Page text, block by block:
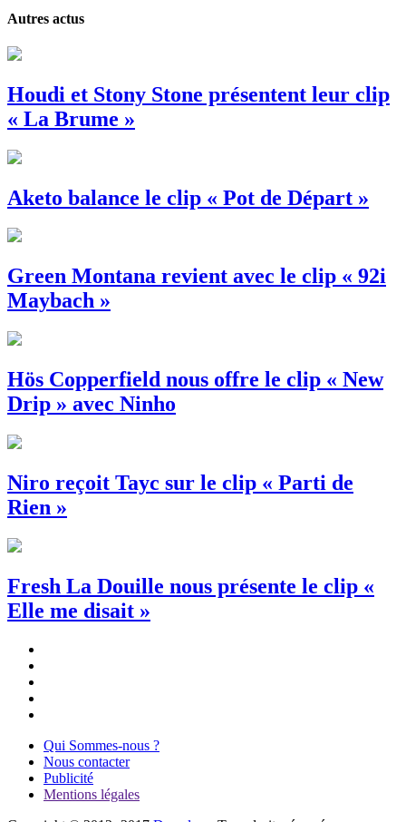
Autres actus
Houdi et Stony Stone présentent leur clip
« La Brume »
Aketo balance le clip « Pot de Départ »
Green Montana revient avec le clip « 92i
Maybach »
Hös Copperfield nous offre le clip « New
Drip » avec Ninho
Niro reçoit Tayc sur le clip « Parti de
Rien »
Fresh La Douille nous présente le clip «
Elle me disait »
Qui Sommes-nous ?
Nous contacter
Publicité
Mentions légales